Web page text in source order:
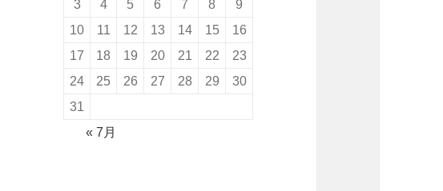
3
4 5 6 7 8
9
10
11 12 13 14 15
16
17
18 19 20 21 22
23
24
25 26 27 28 29
30
31
« 7月